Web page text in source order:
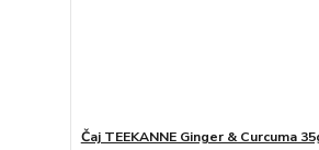
Čaj TEEKANNE Ginger & Curcuma